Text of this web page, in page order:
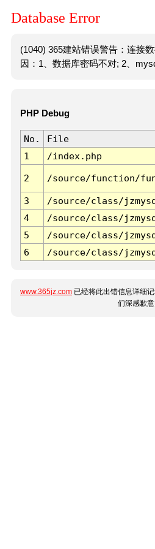
Database Error
(1040) 365建站错误警告：连接
因：1、数据库密码不对; 2、
PHP Debug
No. File
1
/index.php
2 /source/function/
3 /source/class/
4
/source/class/
5
/source/class/
6
/source/class/
www.365jz.com 已经将此出错信息详细
们深感歉